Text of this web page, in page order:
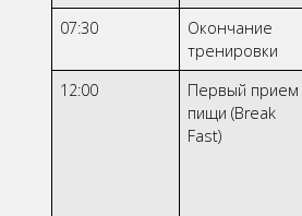
07:30
Окончание
тренировки
12:00
Первый прием
пищи (Break
Fast)